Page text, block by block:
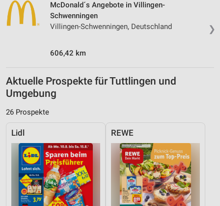
❯
McDonald´s Angebote in Villingen-
Schwenningen
Villingen-Schwenningen, Deutschland
606,42 km
Aktuelle Prospekte für Tuttlingen und
Umgebung
26 Prospekte
Lidl REWE